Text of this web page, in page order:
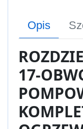
Opis
17-